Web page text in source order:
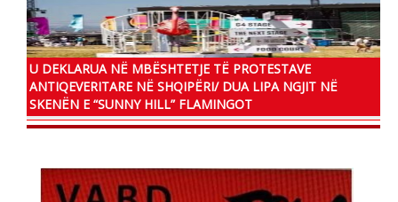
U DEKLARUA NË MBËSHTETJE TË PROTESTAVE
ANTIQEVERITARE NË SHQIPËRI/ DUA LIPA NGJIT NË
SKENËN E “SUNNY HILL” FLAMINGOT